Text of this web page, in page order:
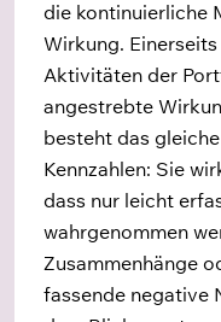
die kontinuierliche
Wirkung.
Aktivitäten der
angestrebte
besteht das
Kennzahlen: Sie
dass nur leicht
wahrgenommen
Zusammenhänge
fassende negative